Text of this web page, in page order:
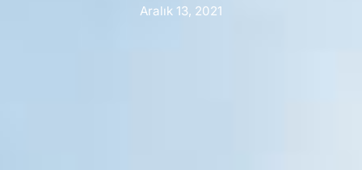
Aralık 13, 2021